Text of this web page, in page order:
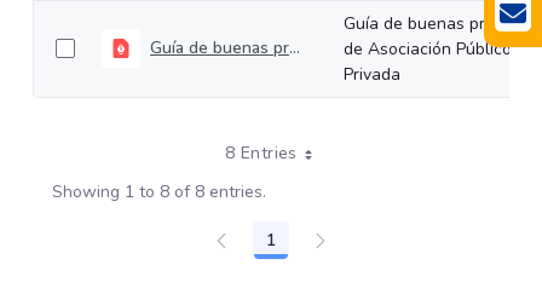
Guía de buenas prácticas de Asociación Público-Privada
Guía de buenas prácticas
de Asociación Público-
Privada
8 Entries
Showing 1 to 8 of 8 entries.
Page
1